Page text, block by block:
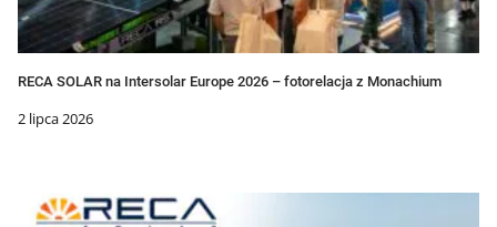
RECA SOLAR na Intersolar Europe 2026 – fotorelacja z Monachium
2 lipca 2026